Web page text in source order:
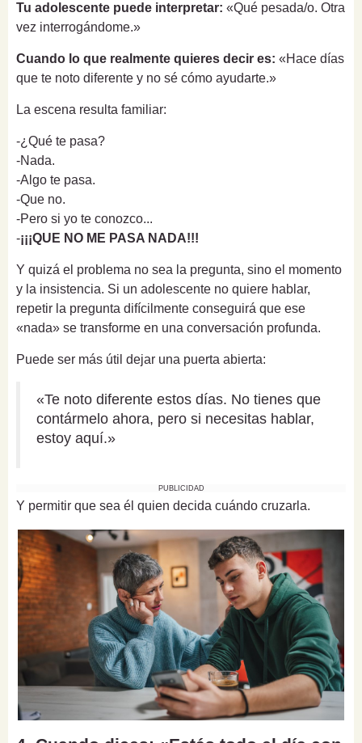
Tu adolescente puede interpretar: «Qué pesada/o. Otra
vez interrogándome.»
Cuando lo que realmente quieres decir es: «Hace días
que te noto diferente y no sé cómo ayudarte.»
La escena resulta familiar:
-¿Qué te pasa?
-Nada.
-Algo te pasa.
-Que no.
-Pero si yo te conozco...
-¡¡¡QUE NO ME PASA NADA!!!
Y quizá el problema no sea la pregunta, sino el momento
y la insistencia. Si un adolescente no quiere hablar,
repetir la pregunta difícilmente conseguirá que ese
«nada» se transforme en una conversación profunda.
Puede ser más útil dejar una puerta abierta:
«Te noto diferente estos días. No tienes que
contármelo ahora, pero si necesitas hablar,
estoy aquí.»
PUBLICIDAD
Y permitir que sea él quien decida cuándo cruzarla.